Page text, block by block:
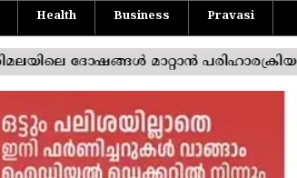
Health Business Pravasi